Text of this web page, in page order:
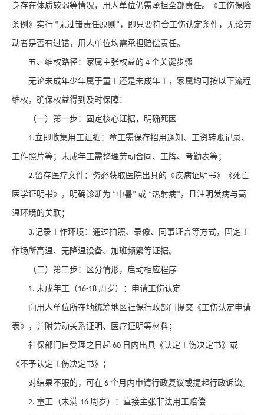
身存在体质较弱等情况，用人单位仍需承担全部责任。《工伤保险
条例》实行 “无过错责任原则 ” ，即只要符合工伤认定条件，无论劳
动者是否有过错，用人单位均需承担赔偿责任。
五、维权路径：家属主张权益的 4 个关键步骤
无论未成年少年属于童工还是未成年工，家属均可按以下流程
维权，确保权益得到及时保障：
（一）第一步：固定核心证据，明确死因
1.立即收集用工证据：童工需保存招用通知、工资转账记录、
工作照片等；未成年工需整理劳动合同、工牌、考勤表等；
2.留存医疗文件：务必获取医院出具的《疾病证明书》《死亡
医学证明书》，明确诊断为 “中暑” 或 “热射病” ，且注明发病与高
温环境的关联；
3.记录工作环境：通过拍照、录像、同事证言等方式，固定工
作场所高温、无降温设备、加班频繁等证据。
（二）第二步：区分情形，启动相应程序
1. 未成年工（16-18 周岁）：申请工伤认定
向用人单位所在地统筹地区社保行政部门提交《工伤认定申请
表》，并附劳动关系证明、医疗证明等材料；
社保部门自受理之日起 60 日内出具《认定工伤决定书》或
《不予认定工伤决定书》；
对结果不服的，可在 6 个月内申请行政复议或提起行政诉讼。
2. 童工（未满 16 周岁）：直接主张非法用工赔偿